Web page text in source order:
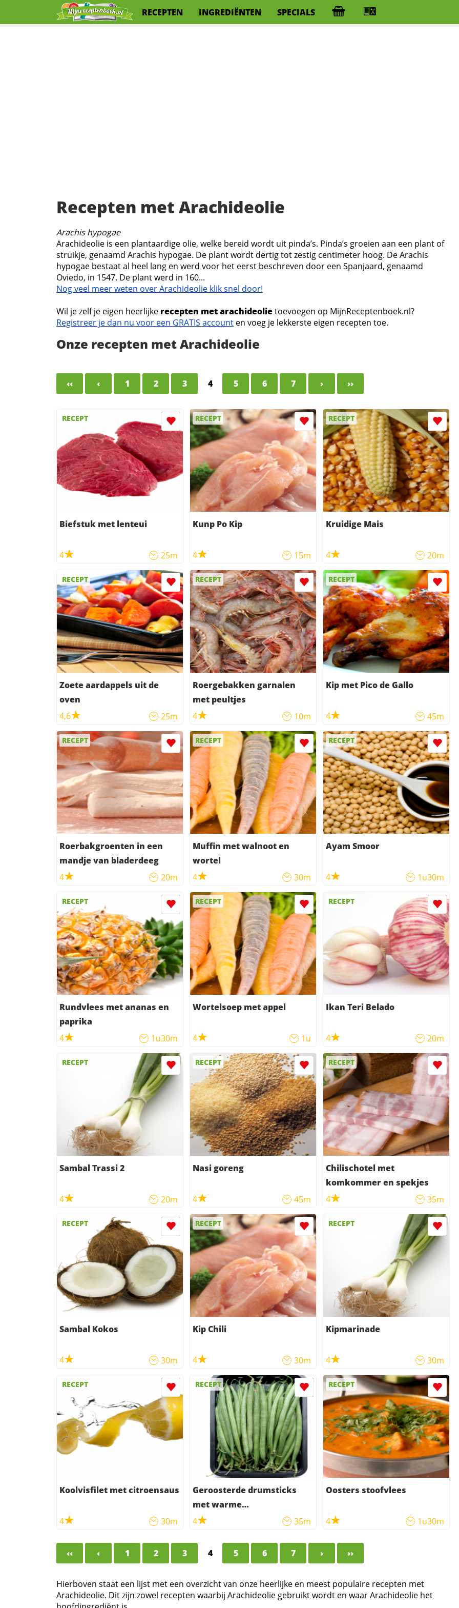
RECEPTEN INGREDIËNTEN SPECIALS
Recepten met Arachideolie
Arachis hypogae
Arachideolie is een plantaardige olie, welke bereid wordt uit pinda’s. Pinda’s groeien aan een plant of
struikje, genaamd Arachis hypogae. De plant wordt dertig tot zestig centimeter hoog. De Arachis
hypogae bestaat al heel lang en werd voor het eerst beschreven door een Spanjaard, genaamd
Oviedo, in 1547. De plant werd in 160...
Nog veel meer weten over Arachideolie klik snel door!
Wil je zelf je eigen heerlijke recepten met arachideolietoevoegen op MijnReceptenboek.nl?
Registreer je dan nu voor een GRATIS account en voeg je lekkerste eigen recepten toe.
Onze recepten met Arachideolie
‹‹ ‹ 1 2 3 4 5 6 7 › ››
RECEPT
Biefstuk met lenteui
4 25m
RECEPT
Kunp Po Kip
4 15m
RECEPT
Kruidige Mais
4 20m
RECEPT
Zoete aardappels uit de
oven
4,6
25m
RECEPT
Roergebakken garnalen
met peultjes
4
10m
RECEPT
Kip met Pico de Gallo
4 45m
RECEPT
Roerbakgroenten in een
mandje van bladerdeeg
4
20m
RECEPT
Muffin met walnoot en
wortel
4
30m
RECEPT
Ayam Smoor
4 1u30m
RECEPT
Rundvlees met ananas en
paprika
4
1u30m
RECEPT
Wortelsoep met appel
4 1u
RECEPT
Ikan Teri Belado
4 20m
RECEPT
Sambal Trassi 2
4 20m
RECEPT
Nasi goreng
4 45m
RECEPT
Chilischotel met
komkommer en spekjes
4
35m
RECEPT
Sambal Kokos
4 30m
RECEPT
Kip Chili
4 30m
RECEPT
Kipmarinade
4 30m
RECEPT
Koolvisfilet met citroensaus
4 30m
RECEPT
Geroosterde drumsticks
met warme
aardappelsalade
4 35m
RECEPT
Oosters stoofvlees
4 1u30m
‹‹ ‹ 1 2 3 4 5 6 7 › ››
Hierboven staat een lijst met een overzicht van onze heerlijke en meest populaire recepten met
Arachideolie. Dit zijn zowel recepten waarbij Arachideolie gebruikt wordt en waar Arachideolie het